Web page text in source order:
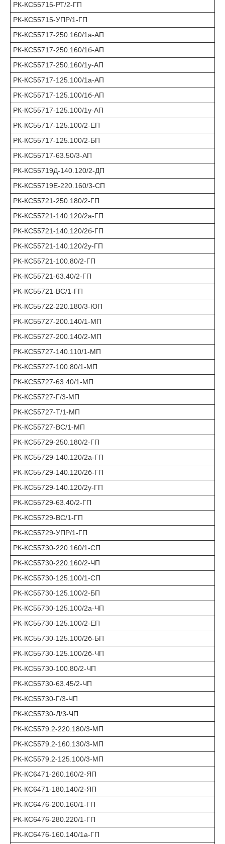
РК-КС55715-РТ/2-ГП
РК-КС55715-УПР/1-ГП
РК-КС55717-250.160/1а-АП
РК-КС55717-250.160/1б-АП
РК-КС55717-250.160/1у-АП
РК-КС55717-125.100/1а-АП
РК-КС55717-125.100/1б-АП
РК-КС55717-125.100/1у-АП
РК-КС55717-125.100/2-ЕП
РК-КС55717-125.100/2-БП
РК-КС55717-63.50/3-АП
РК-КС55719Д-140.120/2-ДП
РК-КС55719Е-220.160/3-СП
РК-КС55721-250.180/2-ГП
РК-КС55721-140.120/2а-ГП
РК-КС55721-140.120/2б-ГП
РК-КС55721-140.120/2у-ГП
РК-КС55721-100.80/2-ГП
РК-КС55721-63.40/2-ГП
РК-КС55721-ВС/1-ГП
РК-КС55722-220.180/3-ЮП
РК-КС55727-200.140/1-МП
РК-КС55727-200.140/2-МП
РК-КС55727-140.110/1-МП
РК-КС55727-100.80/1-МП
РК-КС55727-63.40/1-МП
РК-КС55727-Г/3-МП
РК-КС55727-Т/1-МП
РК-КС55727-ВС/1-МП
РК-КС55729-250.180/2-ГП
РК-КС55729-140.120/2а-ГП
РК-КС55729-140.120/2б-ГП
РК-КС55729-140.120/2у-ГП
РК-КС55729-63.40/2-ГП
РК-КС55729-ВС/1-ГП
РК-КС55729-УПР/1-ГП
РК-КС55730-220.160/1-СП
РК-КС55730-220.160/2-ЧП
РК-КС55730-125.100/1-СП
РК-КС55730-125.100/2-БП
РК-КС55730-125.100/2а-ЧП
РК-КС55730-125.100/2-ЕП
РК-КС55730-125.100/2б-БП
РК-КС55730-125.100/2б-ЧП
РК-КС55730-100.80/2-ЧП
РК-КС55730-63.45/2-ЧП
РК-КС55730-Г/3-ЧП
РК-КС55730-Л/3-ЧП
РК-КС5579.2-220.180/3-МП
РК-КС5579.2-160.130/3-МП
РК-КС5579.2-125.100/3-МП
РК-КС6471-260.160/2-ЯП
РК-КС6471-180.140/2-ЯП
РК-КС6476-200.160/1-ГП
РК-КС6476-280.220/1-ГП
РК-КС6476-160.140/1а-ГП